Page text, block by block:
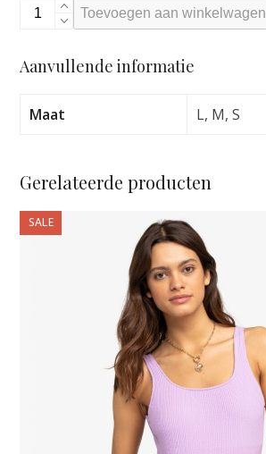
ROXY
NOSTALGIC
HIPSTER
NOSTALGIC
aantal
Toevoegen aan winkelwagen
Aanvullende informatie
Maat L, M, S
Gerelateerde producten
SALE
Dit